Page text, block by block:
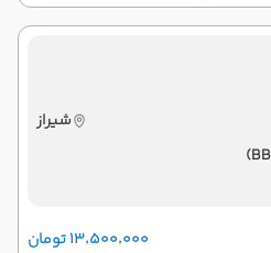
شیراز
۱۳٬۵۰۰٬۰۰۰ تومان